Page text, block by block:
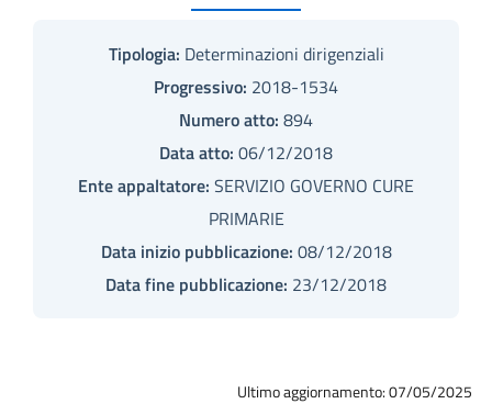
Tipologia: Determinazioni dirigenziali
Progressivo: 2018-1534
Numero atto: 894
Data atto: 06/12/2018
Ente appaltatore: SERVIZIO GOVERNO CURE
PRIMARIE
Data inizio pubblicazione: 08/12/2018
Data fine pubblicazione: 23/12/2018
Ultimo aggiornamento: 07/05/2025